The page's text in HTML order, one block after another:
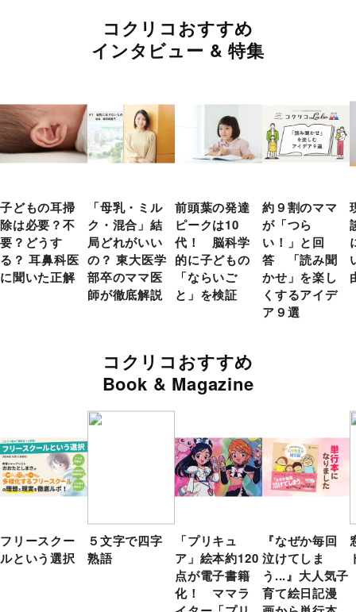
コクリコおすすめ
インタビュー & 特集
子どもの耳掃
除は必要？不
要？どうす
る？ 耳鼻科医
に聞いた正解
「母乳・ミル
ク・混合」結
局どれがいい
の？ 東大医学
部卒のママ医
師が徹底解説
前頭葉の発達
ピークは10
代！ 脳科学
的に子どもの
「ならいご
と」を検証
約９割のママ
が「つら
い！」と回
答 「読み聞
かせ」を楽し
くするアイデ
ア９選
コクリコおすすめ
Book & Magazine
フリースクー
ルという選択
５文字で四字
熟語
「プリキュ
ア」絵本約120
点が電子書籍
化！ ママラ
『なぜか毎回
泣けてしま
う...』大人気子
育て絵日記漫